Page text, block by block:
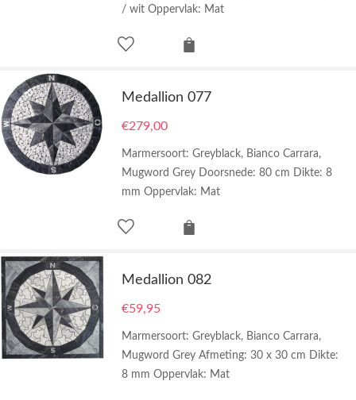
/ wit Oppervlak: Mat
Medallion 077
€279,00
Marmersoort: Greyblack, Bianco Carrara,
Mugword Grey Doorsnede: 80 cm Dikte: 8
mm Oppervlak: Mat
Medallion 082
€59,95
Marmersoort: Greyblack, Bianco Carrara,
Mugword Grey Afmeting: 30 x 30 cm Dikte:
8 mm Oppervlak: Mat